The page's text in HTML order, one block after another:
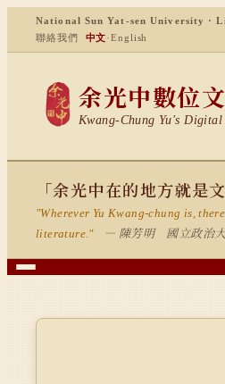
National Sun Yat-sen University ·
聯絡我們
中文·English
余光中數位
Kwang-Chung Yu's Digital
「余光中在的地方就是
"Wherever Yu Kwang-chung is,
literature."
— 陳芳明 國立政治